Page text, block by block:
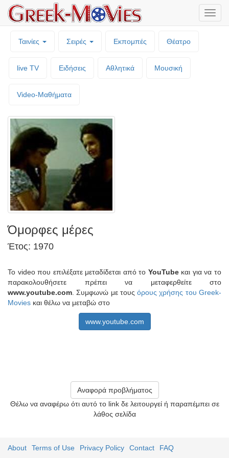
Ταινίες Σειρές Εκπομπές Θέατρο
live TV Ειδήσεις Αθλητικά Μουσική
Video-Mαθήματα
Όμορφες μέρες
Έτος: 1970
Το video που επιλέξατε μεταδίδεται από το YouTubeκαι για να το
παρακολουθήσετε πρέπει να μεταφερθείτε στο
www.youtube.com . Συμφωνώ με τουςόρους χρήσης του Greek-
Movies και θέλω να μεταβώ στο
www.youtube.com
Αναφορά προβλήματος
Θέλω να αναφέρω ότι αυτό το link δε λειτουργεί ή παραπέμπει σε
λάθος σελίδα
About Terms of Use Privacy Policy Contact FAQ